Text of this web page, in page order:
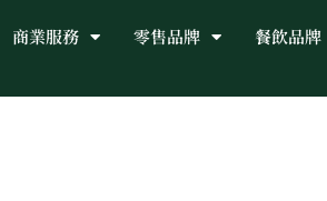
商業服務 零售品牌 餐飲品牌